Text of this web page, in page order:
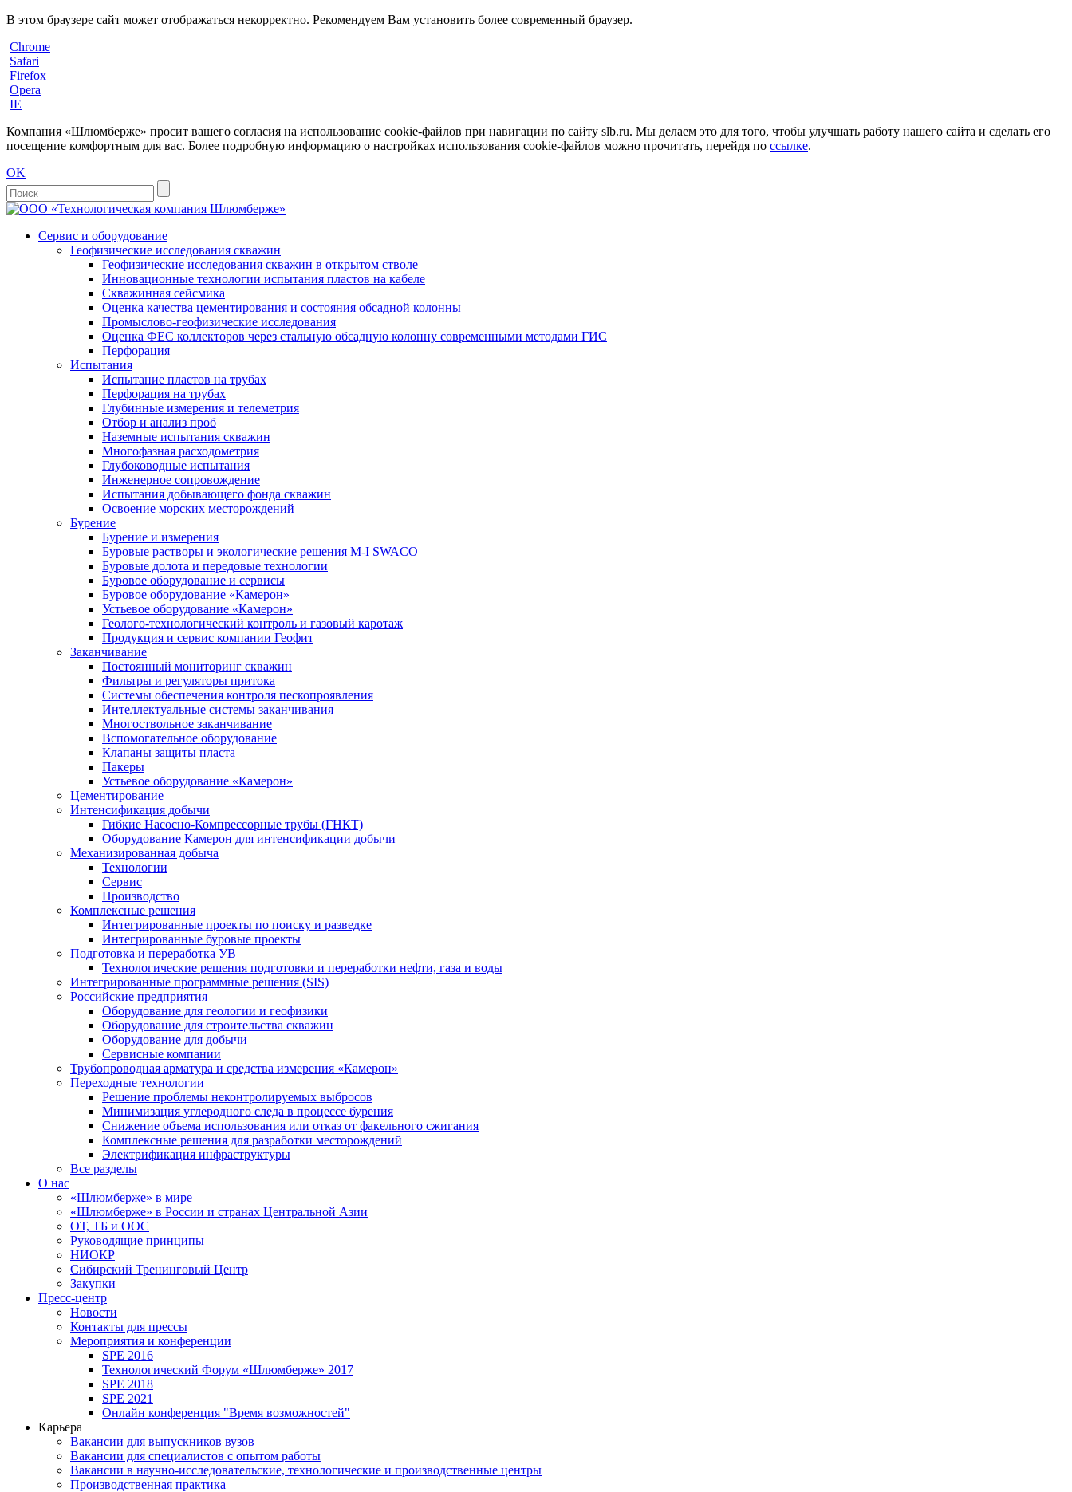
В этом браузере сайт может отображаться некорректно. Рекомендуем Вам установить более современный браузер.
Chrome
Safari
Firefox
Opera
IE
Компания «Шлюмберже» просит вашего согласия на использование cookie-файлов при навигации по сайту slb.ru. Мы делаем это для того, чтобы улучшать работу нашего сайта и сделать его
посещение комфортным для вас. Более подробную информацию о настройках использования cookie-файлов можно прочитать, перейдя по ссылке.
OK
Сервис и оборудование
Геофизические исследования скважин
Геофизические исследования скважин в открытом стволе
Инновационные технологии испытания пластов на кабеле
Скважинная сейсмика
Оценка качества цементирования и состояния обсадной колонны
Промыслово-геофизические исследования
Оценка ФЕС коллекторов через стальную обсадную колонну современными методами ГИС
Перфорация
Испытания
Испытание пластов на трубах
Перфорация на трубах
Глубинные измерения и телеметрия
Отбор и анализ проб
Наземные испытания скважин
Многофазная расходометрия
Глубоководные испытания
Инженерное сопровождение
Испытания добывающего фонда скважин
Освоение морских месторождений
Бурение
Бурение и измерения
Буровые растворы и экологические решения M-I SWACO
Буровые долота и передовые технологии
Буровое оборудование и сервисы
Буровое оборудование «Камерон»
Устьевое оборудование «Камерон»
Геолого-технологический контроль и газовый каротаж
Продукция и сервис компании Геофит
Заканчивание
Постоянный мониторинг скважин
Фильтры и регуляторы притока
Cистемы обеспечения контроля пескопроявления
Интеллектуальные системы заканчивания
Многоствольное заканчивание
Вспомогательное оборудование
Клапаны защиты пласта
Пакеры
Устьевое оборудование «Камерон»
Цементирование
Интенсификация добычи
Гибкие Насосно-Компрессорные трубы (ГНКТ)
Оборудование Камерон для интенсификации добычи
Механизированная добыча
Технологии
Сервис
Производство
Комплексные решения
Интегрированные проекты по поиску и разведке
Интегрированные буровые проекты
Подготовка и переработка УВ
Технологические решения подготовки и переработки нефти, газа и воды
Интегрированные программные решения (SIS)
Российские предприятия
Оборудование для геологии и геофизики
Оборудование для строительства скважин
Оборудование для добычи
Сервисные компании
Трубопроводная арматура и средства измерения «Камерон»
Переходные технологии
Решение проблемы неконтролируемых выбросов
Минимизация углеродного следа в процессе бурения
Снижение объема использования или отказ от факельного сжигания
Комплексные решения для разработки месторождений
Электрификация инфраструктуры
Все разделы
О нас
«Шлюмберже» в мире
«Шлюмберже» в России и странах Центральной Азии
ОТ, ТБ и ООС
Руководящие принципы
НИОКР
Сибирский Тренинговый Центр
Закупки
Пресс-центр
Новости
Контакты для прессы
Мероприятия и конференции
SPE 2016
Технологический Форум «Шлюмберже» 2017
SPE 2018
SPE 2021
Онлайн конференция "Время возможностей"
Карьера
Вакансии для выпускников вузов
Вакансии для специалистов с опытом работы
Вакансии в научно-исследовательские, технологические и производственные центры
Производственная практика